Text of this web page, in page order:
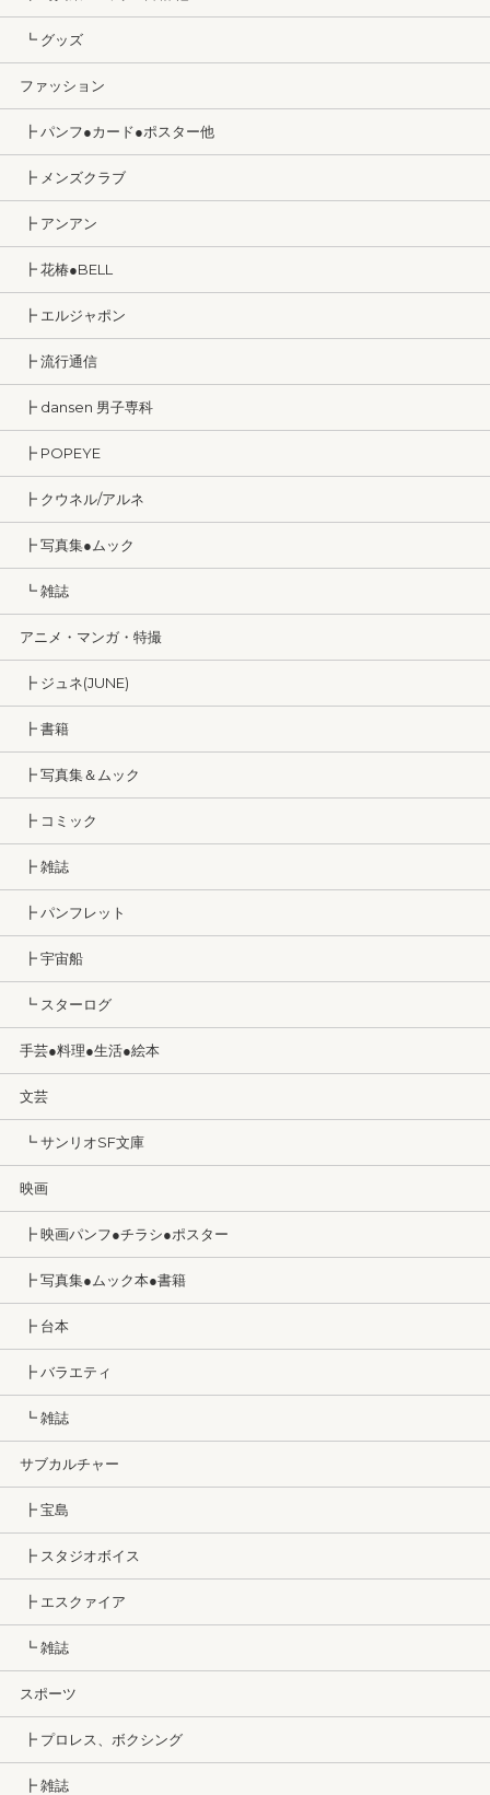
┗ グッズ
ファッション
┣ パンフ●カード●ポスター他
┣ メンズクラブ
┣ アンアン
┣ 花椿●BELL
┣ エルジャポン
┣ 流行通信
┣ dansen 男子専科
┣ POPEYE
┣ クウネル/アルネ
┣ 写真集●ムック
┗ 雑誌
アニメ・マンガ・特撮
┣ ジュネ(JUNE)
┣ 書籍
┣ 写真集＆ムック
┣ コミック
┣ 雑誌
┣ パンフレット
┣ 宇宙船
┗ スターログ
手芸●料理●生活●絵本
文芸
┗ サンリオSF文庫
映画
┣ 映画パンフ●チラシ●ポスター
┣ 写真集●ムック本●書籍
┣ 台本
┣ バラエティ
┗ 雑誌
サブカルチャー
┣ 宝島
┣ スタジオボイス
┣ エスクァイア
┗ 雑誌
スポーツ
┣ プロレス、ボクシング
┣ 雑誌